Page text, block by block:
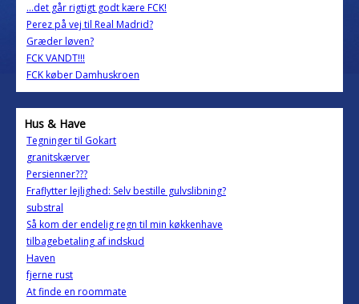
...det går rigtigt godt kære FCK!
Perez på vej til Real Madrid?
Græder løven?
FCK VANDT!!!
FCK køber Damhuskroen
Hus & Have
Tegninger til Gokart
granitskærver
Persienner???
Fraflytter lejlighed: Selv bestille gulvslibning?
substral
Så kom der endelig regn til min køkkenhave
tilbagebetaling af indskud
Haven
fjerne rust
At finde en roommate